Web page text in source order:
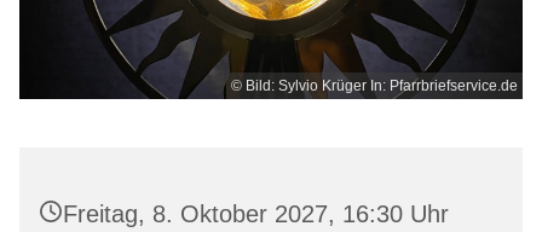
© Bild: Sylvio Krüger In: Pfarrbriefservice.de
Freitag, 8. Oktober 2027, 16:30 Uhr